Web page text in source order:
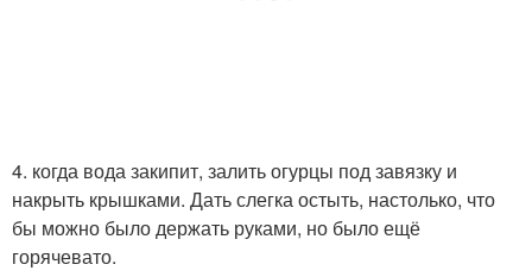
4. когда вода закипит, залить огурцы под завязку и
накрыть крышками. Дать слегка остыть, настолько, что
бы можно было держать руками, но было ещё
горячевато.